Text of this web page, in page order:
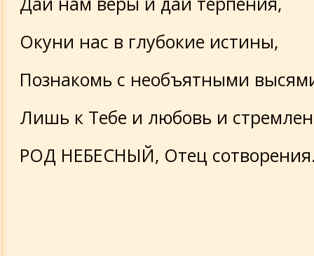
Окуни нас в глубокие истины,
Познакомь с необъятными
Лишь к Тебе и любовь и
РОД НЕБЕСНЫЙ, Отец